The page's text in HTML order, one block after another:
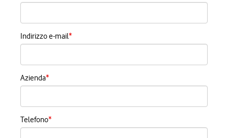
Indirizzo e-mail*
Azienda*
Telefono*